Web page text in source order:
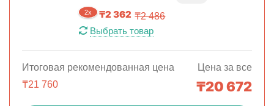
2x ₸2 362 ₸2 486
Выбрать товар
Итоговая рекомендованная цена
₸21 760
Цена за все
₸20 672